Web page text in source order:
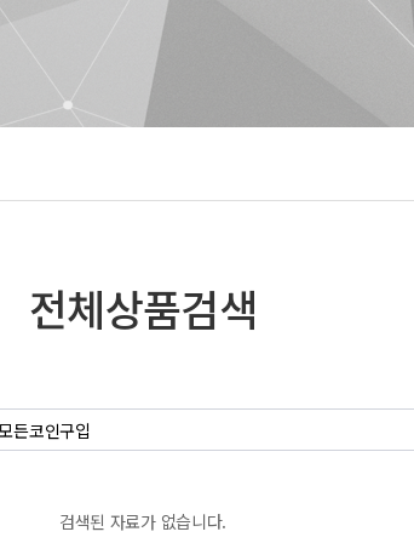
전체상품검색
검색된 자료가 없습니다.